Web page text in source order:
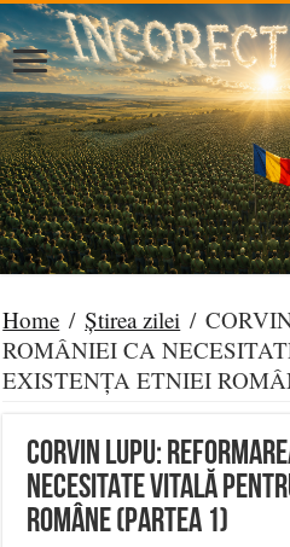
Home / Știrea zilei /
ROMÂNIEI CA
EXISTENȚA ETNIEI
CORVIN LUPU:
NECESITATE VITALĂ
ROMÂNE (partea 1)